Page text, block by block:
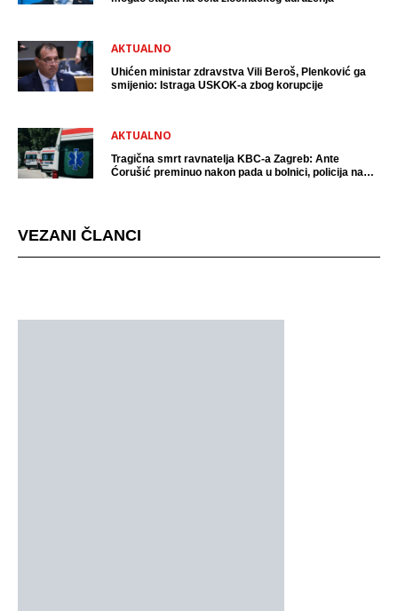
AKTUALNO
Uhićen ministar zdravstva Vili Beroš, Plenković ga
smijenio: Istraga USKOK-a zbog korupcije
AKTUALNO
Tragična smrt ravnatelja KBC-a Zagreb: Ante
Ćorušić preminuo nakon pada u bolnici, policija na
VEZANI ČLANCI